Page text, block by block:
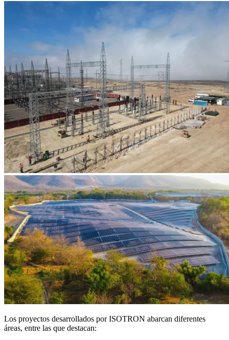
Los proyectos desarrollados por ISOTRON abarcan diferentes
áreas, entre las que destacan: